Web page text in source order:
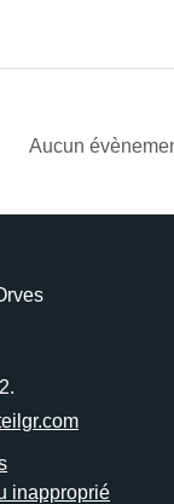
Aucun
inapproprié